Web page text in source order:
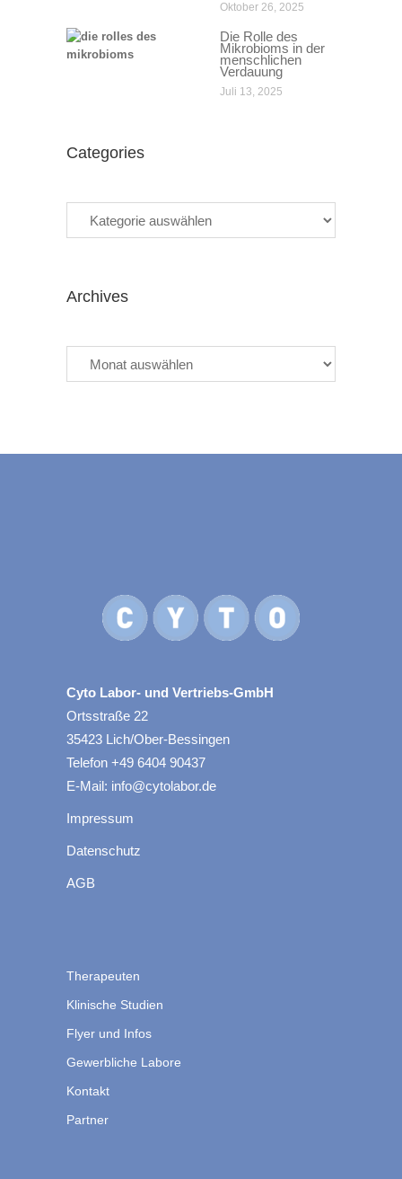
Oktober 26, 2025
Die Rolle des
Mikrobioms in der
menschlichen
Verdauung
Juli 13, 2025
Categories
Archives
Cyto Labor- und Vertriebs-GmbH
Ortsstraße 22
35423 Lich/Ober-Bessingen
Telefon +49 6404 90437
E-Mail: info@cytolabor.de
Impressum
Datenschutz
AGB
Therapeuten
Klinische Studien
Flyer und Infos
Gewerbliche Labore
Kontakt
Partner